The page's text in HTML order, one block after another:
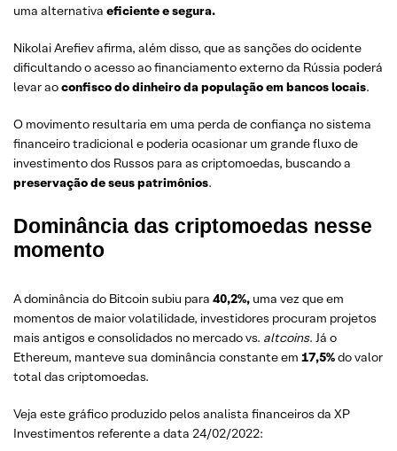
uma alternativa eficiente e segura.
Nikolai Arefiev afirma, além disso, que as sanções do ocidente
dificultando o acesso ao financiamento externo da Rússia poderá
levar aoconfisco do dinheiro da população em bancoslocais.
O movimento resultaria em uma perda de confiança no sistema
financeiro tradicional e poderia ocasionar um grande fluxo de
investimento dos Russos para as criptomoedas, buscando a
preservação de seus patrimônios.
Dominância das criptomoedas nesse
momento
A dominância do Bitcoin subiu para 40,2%, uma vez que em
momentos de maior volatilidade, investidores procuram projetos
mais antigos e consolidados no mercado vs. altcoins. Já o
Ethereum, manteve sua dominância constante em 17,5%do valor
total das criptomoedas.
Veja este gráfico produzido pelos analista financeiros da XP
Investimentos referente a data 24/02/2022: